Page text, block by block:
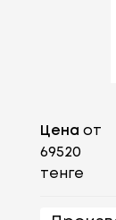
Цена от
69520
тенге